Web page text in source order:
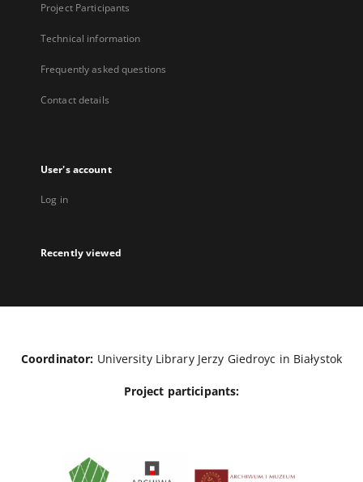
Project Participants
Technical information
Frequently asked questions
Contact details
User's account
Log in
Recently viewed
Coordinator: University Library Jerzy Giedroyc in Białystok
Project participants: